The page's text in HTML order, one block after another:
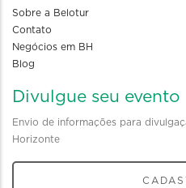
Sobre a Belotur
Contato
Negócios em BH
Blog
Divulgue seu evento
Envio de informações para
Horizonte